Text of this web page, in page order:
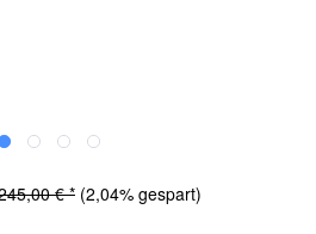
€ * (2,04% gespart)